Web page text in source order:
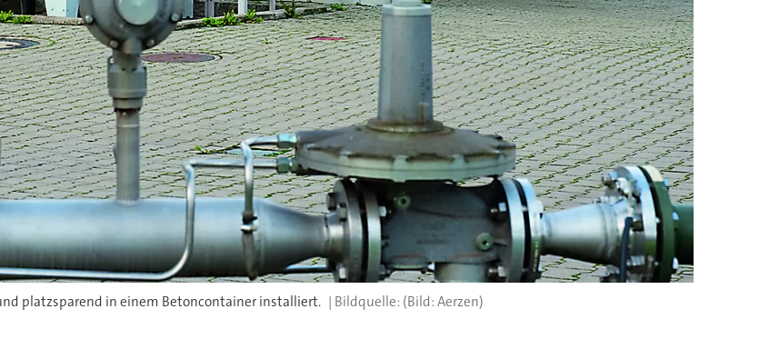
platzsparend in einem Betoncontainer installiert. (Bild: Aerzen)